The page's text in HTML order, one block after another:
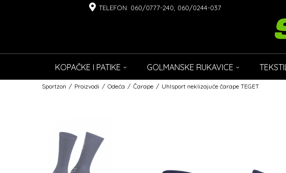
TELEFON: 060/0777-240, 060/0244-037
KOPAČKE I PATIKE GOLMANSKE RUKAVICE TEKSTIL
Sportzon Proizvodi Odeća Čarape Uhlsport neklizajuće čarape TEGET